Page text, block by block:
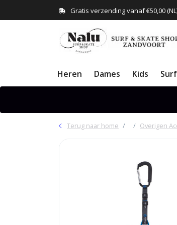
Gratis verzending vanaf €50,00
Heren Dames Kids Surf
Terug naar home Overigen